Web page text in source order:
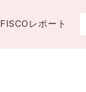
FISCOレポート